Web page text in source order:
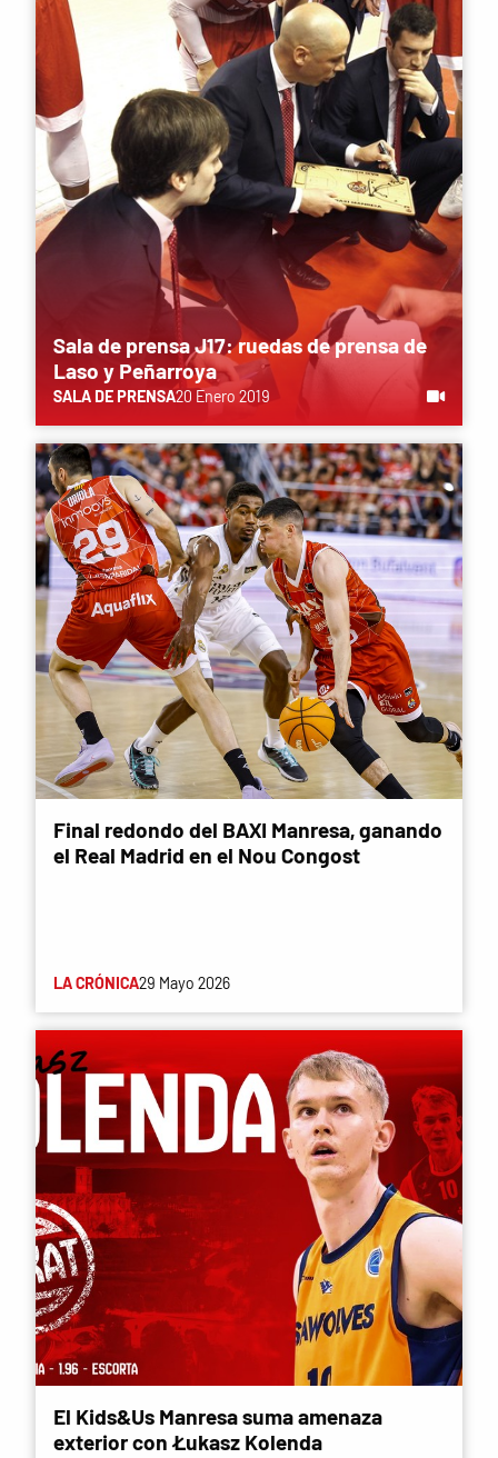
Sala de prensa J17: ruedas de prensa de
Laso y Peñarroya
SALA DE PRENSA20 Enero 2019
Final redondo del BAXI Manresa, ganando
el Real Madrid en el Nou Congost
LA CRÓNICA29 Mayo 2026
El Kids&Us Manresa suma amenaza
exterior con Łukasz Kolenda